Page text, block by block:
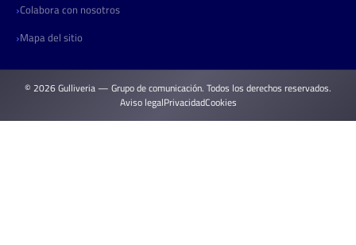
Colabora con nosotros
Mapa del sitio
© 2026 Gulliveria — Grupo de comunicación. Todos los derechos reservados.
Aviso legalPrivacidadCookies